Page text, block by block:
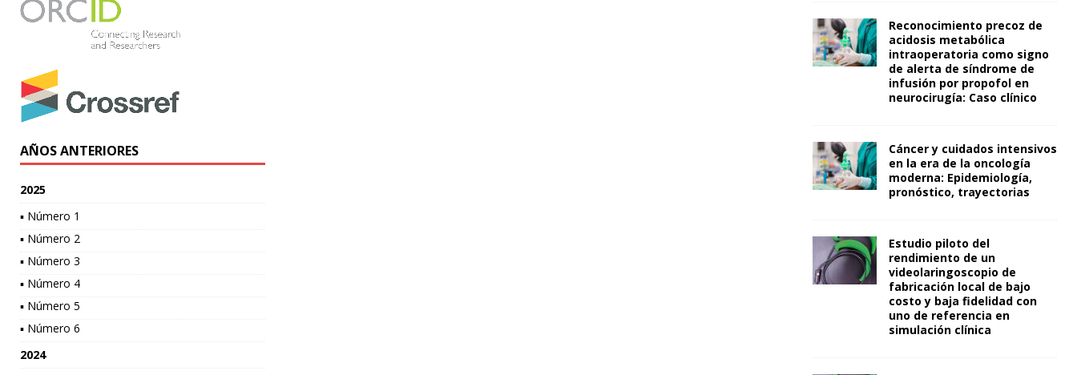
AÑOS ANTERIORES
2025
▪ Número 1
▪ Número 2
▪ Número 3
▪ Número 4
▪ Número 5
▪ Número 6
2024
Reconocimiento precoz de
acidosis metabólica
intraoperatoria como signo
de alerta de síndrome de
infusión por propofol en
neurocirugía: Caso clínico
Cáncer y cuidados intensivos
en la era de la oncología
moderna: Epidemiología,
pronóstico, trayectorias
Estudio piloto del
rendimiento de un
videolaringoscopio de
fabricación local de bajo
costo y baja fidelidad con
uno de referencia en
simulación clínica